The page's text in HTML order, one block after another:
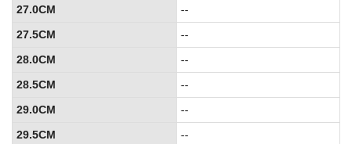
27.0CM
--
27.5CM
--
28.0CM
--
28.5CM
--
29.0CM
--
29.5CM
--